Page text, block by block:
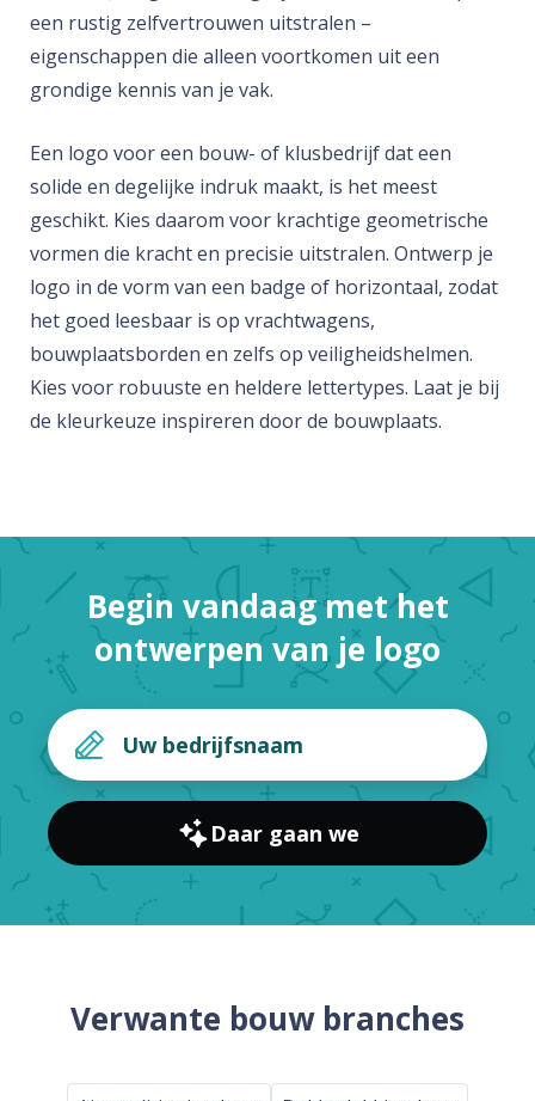
een rustig zelfvertrouwen uitstralen –
eigenschappen die alleen voortkomen uit een
grondige kennis van je vak.
Een logo voor een bouw- of klusbedrijf dat een
solide en degelijke indruk maakt, is het meest
geschikt. Kies daarom voor krachtige geometrische
vormen die kracht en precisie uitstralen. Ontwerp je
logo in de vorm van een badge of horizontaal, zodat
het goed leesbaar is op vrachtwagens,
bouwplaatsborden en zelfs op veiligheidshelmen.
Kies voor robuuste en heldere lettertypes. Laat je bij
de kleurkeuze inspireren door de bouwplaats.
Begin vandaag met het
ontwerpen van je logo
Daar gaan we
Verwante bouw branches